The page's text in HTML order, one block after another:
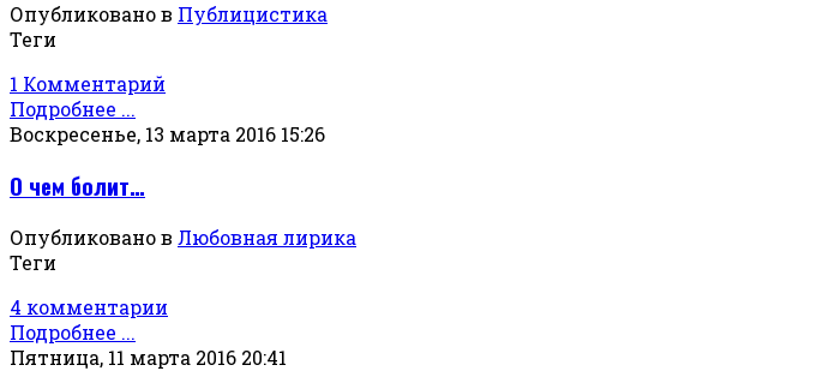
Опубликовано в Публицистика
Теги
1 Комментарий
Подробнее ...
Воскресенье, 13 марта 2016 15:26
О чем болит…
Опубликовано в Любовная лирика
Теги
4 комментарии
Подробнее ...
Пятница, 11 марта 2016 20:41